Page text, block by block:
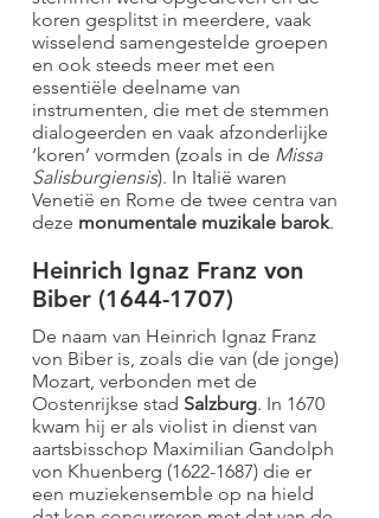
koren gesplitst in meerdere, vaak
wisselend samengestelde groepen
en ook steeds meer met een
essentiële deelname van
instrumenten, die met de stemmen
dialogeerden en vaak afzonderlijke
‘koren’ vormden (zoals in de Missa
Salisburgiensis). In Italië waren
Venetië en Rome de twee centra van
deze monumentale muzikale barok.
Heinrich Ignaz Franz von
Biber (1644-1707)
De naam van Heinrich Ignaz Franz
von Biber is, zoals die van (de jonge)
Mozart, verbonden met de
Oostenrijkse stad Salzburg. In 1670
kwam hij er als violist in dienst van
aartsbisschop Maximilian Gandolph
von Khuenberg (1622-1687) die er
een muziekensemble op na hield